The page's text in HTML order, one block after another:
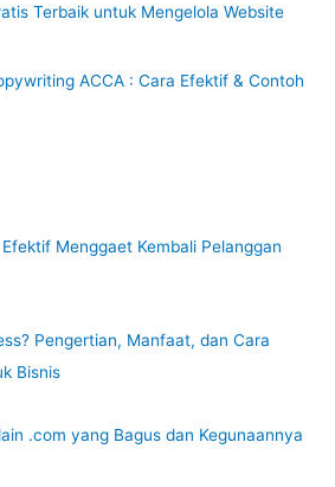
Terbaik untuk Mengelola Website
ACCA : Cara Efektif & Contoh
Menggaet Kembali Pelanggan
Pengertian, Manfaat, dan Cara
Bisnis
.com yang Bagus dan Kegunaannya